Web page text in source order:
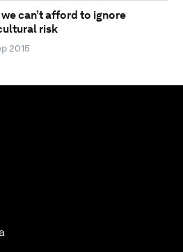
can’t afford to ignore
risk
2015